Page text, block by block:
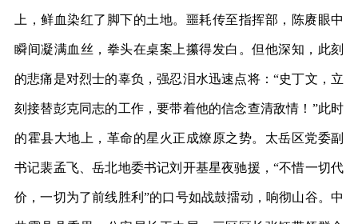
上，鲜血染红了脚下的土地。噩耗传至指挥部，陈赓眼中
瞬间凝满血丝，拳头在桌案上攥得发白。但他深知，此刻
的悲痛是对烈士的辜负，强忍泪水迅速点将：“史丁文，立
刻接替彭克同志的工作，要带着他的信念查清敌情！”此时
的霍县大地上，革命的星火正成燎原之势。太岳区党委副
书记裴孟飞、岳北地委书记刘开基星夜驰援，“不惜一切代
价，一切为了前线胜利”的口号如战鼓擂动，响彻山谷。中